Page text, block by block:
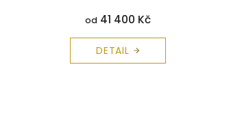
od41 400 Kč
DETAIL